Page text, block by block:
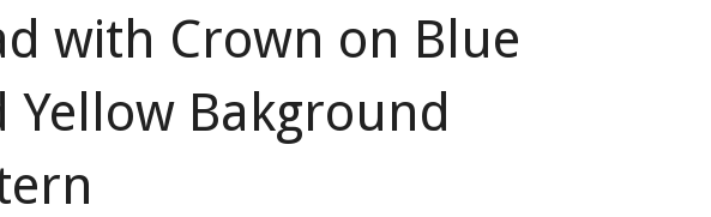
with Crown on Blue
Yellow Bakground